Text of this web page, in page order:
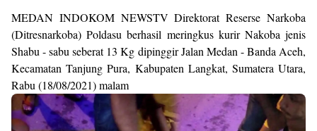
MEDAN INDOKOM NEWSTV Direktorat Reserse Narkoba
(Ditresnarkoba) Poldasu berhasil meringkus kurir Nakoba jenis
Shabu - sabu seberat 13 Kg dipinggir Jalan Medan - Banda Aceh,
Kecamatan Tanjung Pura, Kabupaten Langkat, Sumatera Utara,
Rabu (18/08/2021) malam